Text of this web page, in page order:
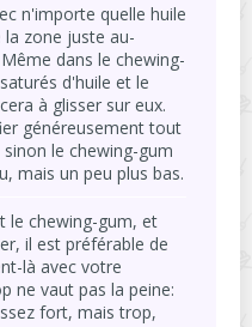
n'importe quelle huile
zone juste au-
dans le chewing-
d'huile et le
à glisser sur eux.
généreusement tout
le chewing-gum
mais un peu plus bas.
le chewing-gum, et
il est préférable de
là avec votre
ne vaut pas la peine:
fort, mais trop,